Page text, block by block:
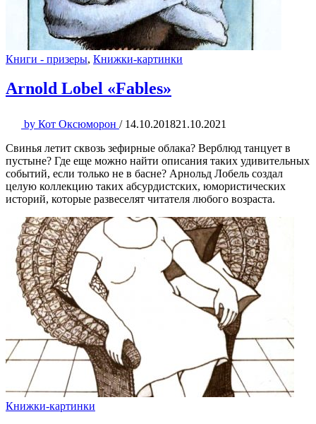
Книги - призеры, Книжки-картинки
Arnold Lobel «Fables»
by Кот Оксюморон / 14.10.201821.10.2021
Свинья летит сквозь зефирные облака? Верблюд танцует в
пустыне? Где еще можно найти описания таких удивительных
событий, если только не в басне? Арнольд Лобель создал
целую коллекцию таких абсурдистских, юмористических
историй, которые развеселят читателя любого возраста.
Книжки-картинки